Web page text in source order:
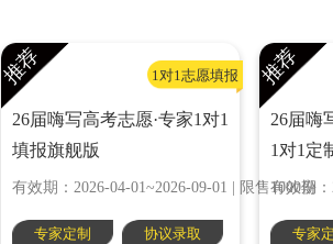
1对1志愿填报
推荐
26届嗨写高考志愿·专家1对1
填报旗舰版
有效期：2026-04-01~2026-09-01 | 限售1000份
专家定制
协议录取
推荐
26届嗨
1对1定
有效期：
专家